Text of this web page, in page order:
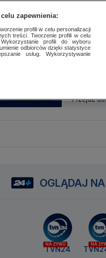
SUBSKRYBUJ Przejdź do
OGLĄDAJ
NA ŻYWO
TVN24
NA
zapewnienia:
profili w celu personalizacji
treści. Tworzenie profili w celu
profili do wyboru
odbiorców dzięki statystyce
usług. Wykorzystywanie